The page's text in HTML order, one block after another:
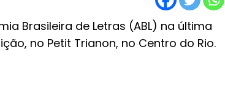
Brasileira de Letras (ABL) na última
no Petit Trianon, no Centro do Rio.